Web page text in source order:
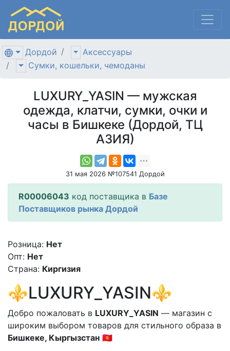
Дордой
Аксессуары
Сумки, кошельки, чемоданы
LUXURY_YASIN — мужская
одежда, клатчи, сумки, очки и
часы в Бишкеке (Дордой, ТЦ
АЗИЯ)
31 мая 2026 №107541 Дордой
R00006043 код поставщика в Базе
Поставщиков рынка Дордой
Розница: Нет
Опт: Нет
Страна: Киргизия
⚜️LUXURY_YASIN⚜️
Добро пожаловать в LUXURY_YASIN — магазин с
широким выбором товаров для стильного образа в
Бишкеке, Кыргызстан 🇰🇬